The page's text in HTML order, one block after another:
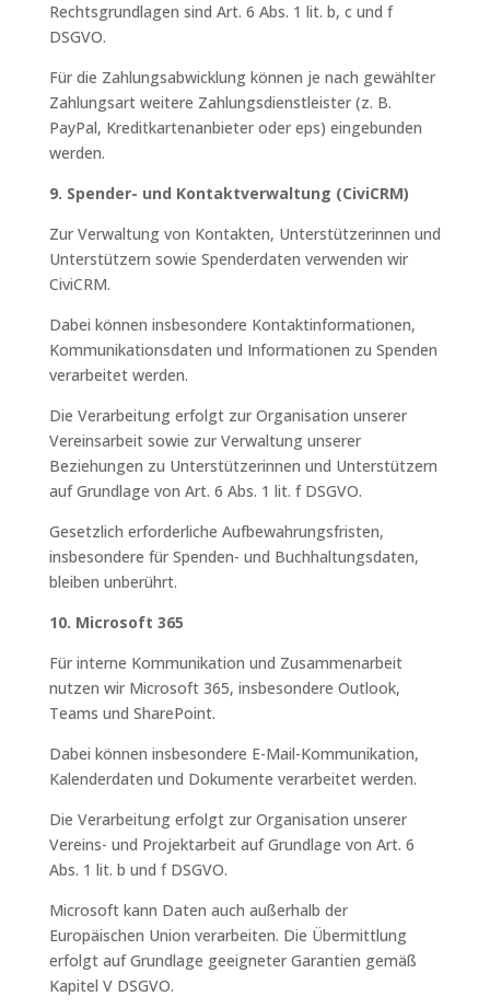
Rechtsgrundlagen sind Art. 6 Abs. 1 lit. b, c und f
DSGVO.
Für die Zahlungsabwicklung können je nach gewählter
Zahlungsart weitere Zahlungsdienstleister (z. B.
PayPal, Kreditkartenanbieter oder eps) eingebunden
werden.
9. Spender- und Kontaktverwaltung (CiviCRM)
Zur Verwaltung von Kontakten, Unterstützerinnen und
Unterstützern sowie Spenderdaten verwenden wir
CiviCRM.
Dabei können insbesondere Kontaktinformationen,
Kommunikationsdaten und Informationen zu Spenden
verarbeitet werden.
Die Verarbeitung erfolgt zur Organisation unserer
Vereinsarbeit sowie zur Verwaltung unserer
Beziehungen zu Unterstützerinnen und Unterstützern
auf Grundlage von Art. 6 Abs. 1 lit. f DSGVO.
Gesetzlich erforderliche Aufbewahrungsfristen,
insbesondere für Spenden- und Buchhaltungsdaten,
bleiben unberührt.
10. Microsoft 365
Für interne Kommunikation und Zusammenarbeit
nutzen wir Microsoft 365, insbesondere Outlook,
Teams und SharePoint.
Dabei können insbesondere E-Mail-Kommunikation,
Kalenderdaten und Dokumente verarbeitet werden.
Die Verarbeitung erfolgt zur Organisation unserer
Vereins- und Projektarbeit auf Grundlage von Art. 6
Abs. 1 lit. b und f DSGVO.
Microsoft kann Daten auch außerhalb der
Europäischen Union verarbeiten. Die Übermittlung
erfolgt auf Grundlage geeigneter Garantien gemäß
Kapitel V DSGVO.